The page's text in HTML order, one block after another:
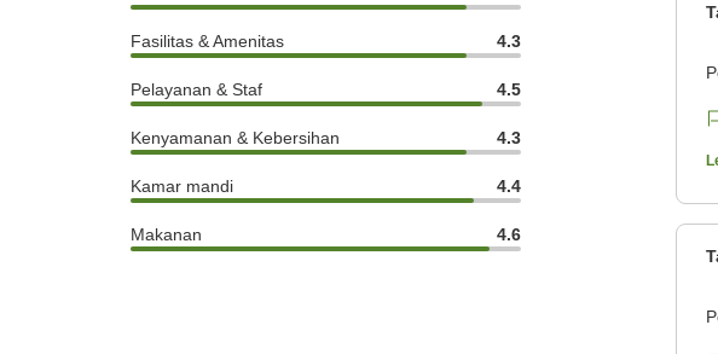
Fasilitas & Amenitas 4.3
Pelayanan & Staf 4.5
Kenyamanan & Kebersihan 4.3
Kamar mandi 4.4
Makanan 4.6